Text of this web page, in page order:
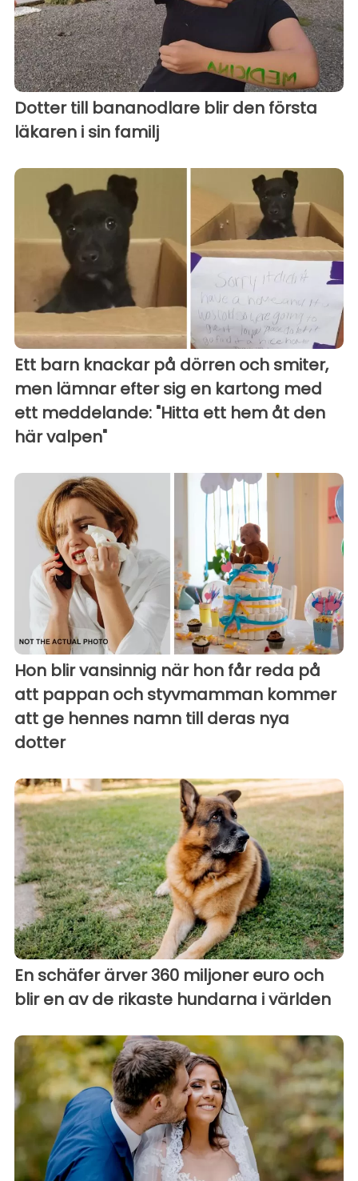
Dotter till bananodlare blir den första
läkaren i sin familj
Ett barn knackar på dörren och smiter,
men lämnar efter sig en kartong med
ett meddelande: "Hitta ett hem åt den
här valpen"
Hon blir vansinnig när hon får reda på
att pappan och styvmamman kommer
att ge hennes namn till deras nya
dotter
En schäfer ärver 360 miljoner euro och
blir en av de rikaste hundarna i världen